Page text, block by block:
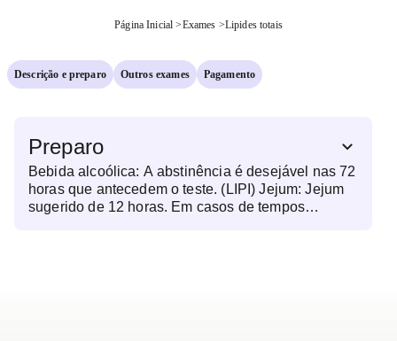
Página Inicial >Exames >Lipides totais
Descrição e preparo Outros exames Pagamento
Preparo
Bebida alcoólica: A abstinência é desejável nas 72
horas que antecedem o teste. (LIPI) Jejum: Jejum
sugerido de 12 horas. Em casos de tempos